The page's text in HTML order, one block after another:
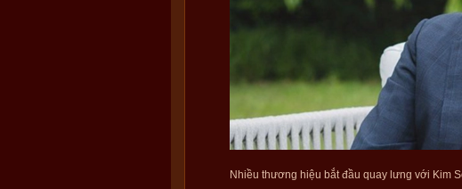
Nhiều thương hiệu bắt đầu quay lưng với Kim